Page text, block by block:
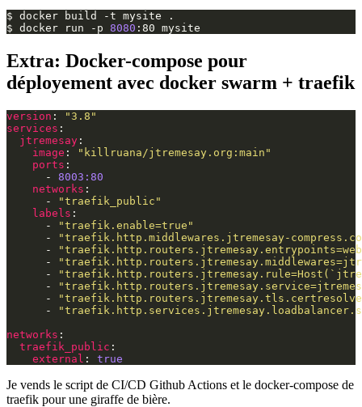
$ docker build -t mysite
.
$ docker run -p 8080 :80
Extra: Docker-compose pour
déployement avec docker swarm + traefik
version :
"3.8"
services :
jtremesay :
image :
"killruana/jtremesay.org:main"
ports :
-
8003:80
networks :
-
"traefik_public"
labels :
-
"traefik.enable=true"
-
"traefik.http.middlewares.jtremesay-
-
-
-
-
-
-
networks :
traefik_public :
external : true
Je vends le script de CI/CD Github Actions et le docker-compose de
traefik pour une giraffe de bière.